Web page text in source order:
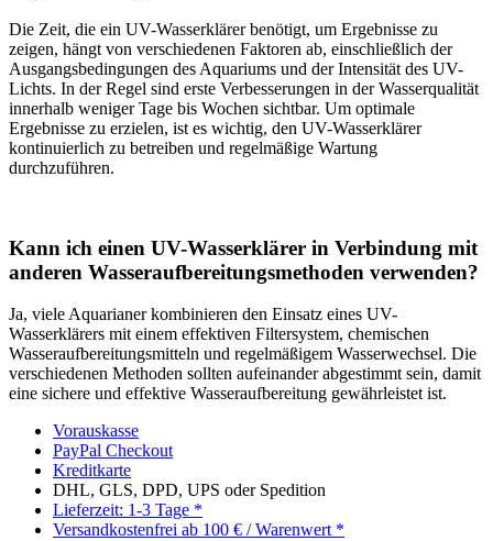
Die Zeit, die ein UV-Wasserklärer benötigt, um Ergebnisse zu
zeigen, hängt von verschiedenen Faktoren ab, einschließlich der
Ausgangsbedingungen des Aquariums und der Intensität des UV-
Lichts. In der Regel sind erste Verbesserungen in der Wasserqualität
innerhalb weniger Tage bis Wochen sichtbar. Um optimale
Ergebnisse zu erzielen, ist es wichtig, den UV-Wasserklärer
kontinuierlich zu betreiben und regelmäßige Wartung
durchzuführen.
Kann ich einen UV-Wasserklärer in Verbindung mit
anderen Wasseraufbereitungsmethoden verwenden?
Ja, viele Aquarianer kombinieren den Einsatz eines UV-
Wasserklärers mit einem effektiven Filtersystem, chemischen
Wasseraufbereitungsmitteln und regelmäßigem Wasserwechsel. Die
verschiedenen Methoden sollten aufeinander abgestimmt sein, damit
eine sichere und effektive Wasseraufbereitung gewährleistet ist.
Vorauskasse
PayPal Checkout
Kreditkarte
DHL, GLS, DPD, UPS oder Spedition
Lieferzeit: 1-3 Tage *
Versandkostenfrei ab 100 € / Warenwert *